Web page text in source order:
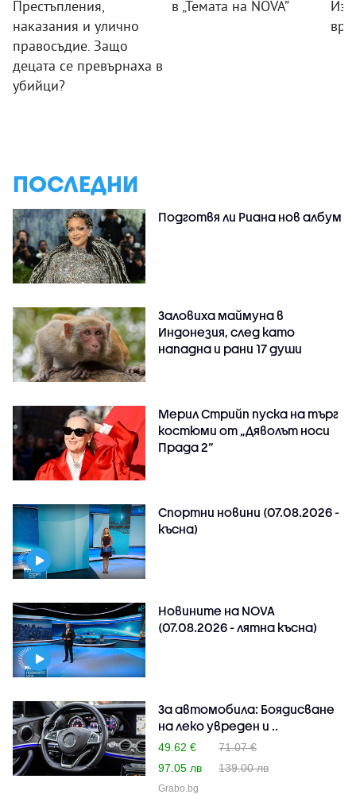
Престъпления,
наказания и улично
правосъдие. Защо
децата се превърнаха в
убийци?
в „Темата на NOVA”
ПОСЛЕДНИ
Подготвя ли Риана нов албум
Заловиха маймуна в
Индонезия, след като
нападна и рани 17 души
Мерил Стрийп пуска на търг
костюми от „Дяволът носи
Прада 2“
Спортни новини (07.08.2026 -
късна)
Новините на NOVA
(07.08.2026 - лятна късна)
За автомобила: Боядисване
на леко увреден и ..
49.62 €
71.07 €
97.05 лв
139.00 лв
Grabo.bg